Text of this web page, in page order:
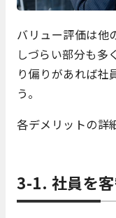
バリュー評価は他
しづらい部分も多
り偏りがあれば社
う。
各デメリットの詳
3-1. 社員を